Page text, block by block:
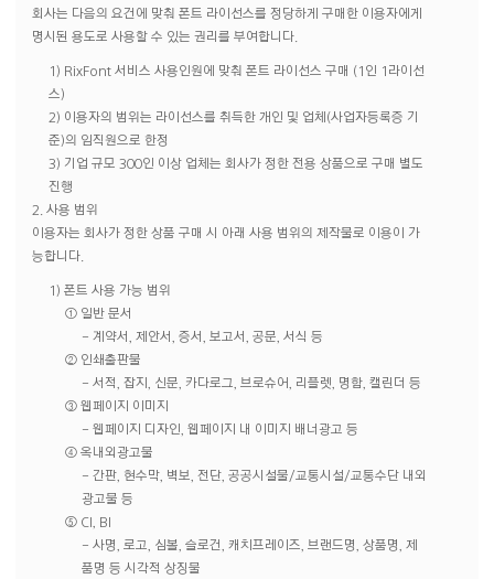
회사는 다음의 요건에 맞춰 폰트 라이선스를 정당하게 구매한 이용자에게
명시된 용도로 사용할 수 있는 권리를 부여합니다.
1) RixFont 서비스 사용인원에 맞춰 폰트 라이선스 구매 (1인 1라이선
스)
2) 이용자의 범위는 라이선스를 취득한 개인 및 업체(사업자등록증 기
준)의 임직원으로 한정
3) 기업 규모 300인 이상 업체는 회사가 정한 전용 상품으로 구매 별도
진행
2. 사용 범위
이용자는 회사가 정한 상품 구매 시 아래 사용 범위의 제작물로 이용이 가
능합니다.
1) 폰트 사용 가능 범위
① 일반 문서
- 계약서, 제안서, 증서, 보고서, 공문, 서식 등
② 인쇄출판물
- 서적, 잡지, 신문, 카다로그, 브로슈어, 리플렛, 명함, 캘린더 등
③ 웹페이지 이미지
- 웹페이지 디자인, 웹페이지 내 이미지 배너광고 등
④ 옥내외광고물
- 간판, 현수막, 벽보, 전단, 공공시설물/교통시설/교통수단 내외
광고물 등
⑤ CI, BI
- 사명, 로고, 심볼, 슬로건, 캐치프레이즈, 브랜드명, 상품명, 제
품명 등 시각적 상징물